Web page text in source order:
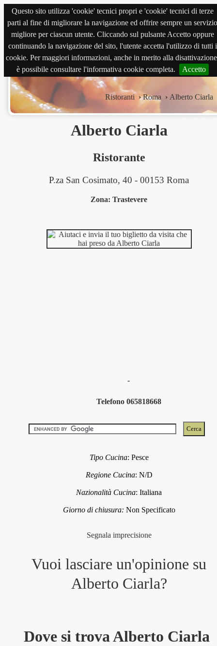
Questo sito utilizza 'cookie' tecnici propri e 'cookie' tecnici di terze
parti al fine di migliorare la navigazione ed offrire sempre un servizio
migliore per ciascun utente. Cliccando sul pulsante Accetto oppure
continuando la navigazione del sito, l'utente accetta l'utilizzo di tutti i
cookie. Per maggiori informazioni, anche in merito alla
è possibile consultare l'informativa cookie completa.
Accetto
magnabene.com
Ristoranti ›Roma › Alberto Ciarla
Alberto Ciarla
Ristorante
P.za San Cosimato, 40 - 00153 Roma
Zona: Trastevere
-
Telefono 065818668
Tipo Cucina: Pesce
Regione Cucina: N/D
Nazionalità Cucina:Italiana
Giorno di chiusura: Non Specificato
Segnala imprecisione
Vuoi lasciare un'opinione su
Alberto Ciarla?
Dove si trova Alberto Ciarla